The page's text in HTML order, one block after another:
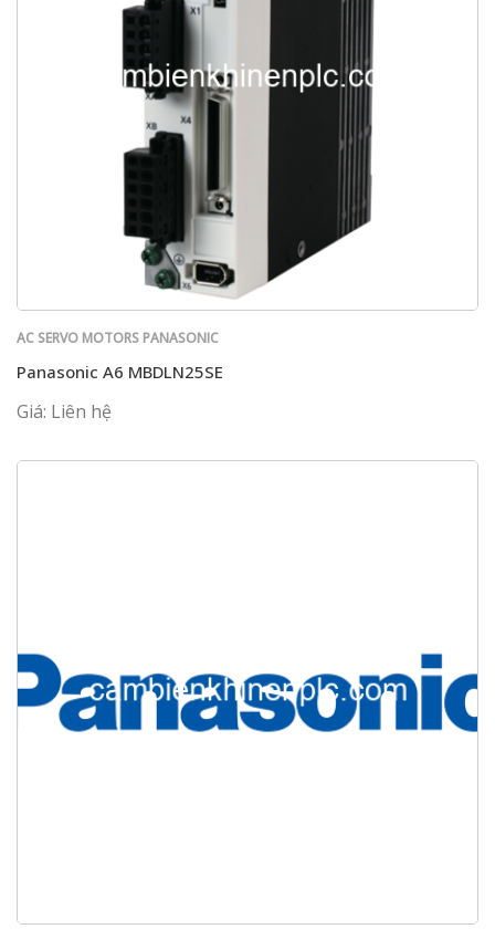
AC SERVO MOTORS PANASONIC
Panasonic A6 MBDLN25SE
Giá: Liên hệ